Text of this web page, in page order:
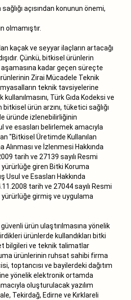
açısından konunun önemi,
olmamıştır.
kaçak ve seyyar ilaçların artacağı
Çünkü, bitkisel ürünlerin
kadar geçen süreçte
Zirai Mücadele Teknik
teknik tavsiyelerine
Türk Gıda Kodeksi ve
bitkisel ürün arzını, tüketici sağlığı
üründe izlenebilirliğinin
ve esasları belirlemek amacıyla
"Bitkisel Üretimde Kullanılan
Alınması ve İzlenmesi Hakkında
tarih ve 27139 sayılı Resmi
giren Bitki Koruma
Usul ve Esasları Hakkında
tarih ve 27044 sayılı Resmi
girmiş ve uygulama
ürün ulaştırılmasına yönelik
ürünlerde kullandıkları bitki
bilgileri ve teknik talimatlar
ürünlerinin ruhsat sahibi firma
toptancısı ve bayilerdeki dağıtım
yönelik elektronik ortamda
oluşturulacak yazılım
Tekirdağ, Edirne ve Kırklareli